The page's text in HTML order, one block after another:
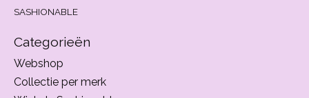
SASHIONABLE
Categorieën
Webshop
Collectie per merk